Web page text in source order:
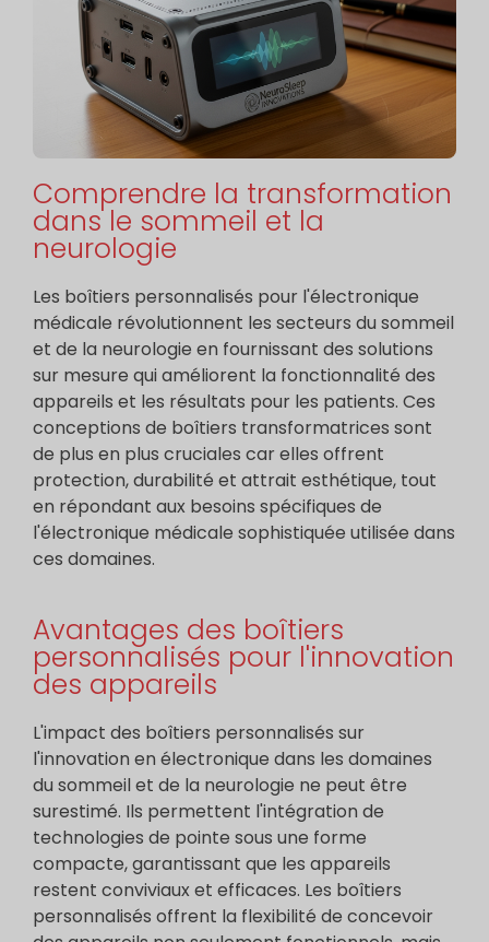
Comprendre la transformation
dans le sommeil et la
neurologie
Les boîtiers personnalisés pour l'électronique
médicale révolutionnent les secteurs du sommeil
et de la neurologie en fournissant des solutions
sur mesure qui améliorent la fonctionnalité des
appareils et les résultats pour les patients. Ces
conceptions de boîtiers transformatrices sont
de plus en plus cruciales car elles offrent
protection, durabilité et attrait esthétique, tout
en répondant aux besoins spécifiques de
l'électronique médicale sophistiquée utilisée dans
ces domaines.
Avantages des boîtiers
personnalisés pour l'innovation
des appareils
L'impact des boîtiers personnalisés sur
l'innovation en électronique dans les domaines
du sommeil et de la neurologie ne peut être
surestimé. Ils permettent l'intégration de
technologies de pointe sous une forme
compacte, garantissant que les appareils
restent conviviaux et efficaces. Les boîtiers
personnalisés offrent la flexibilité de concevoir